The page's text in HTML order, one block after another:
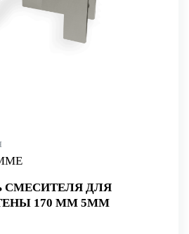
СМЕСИТЕЛЯ ДЛЯ
170 ММ 5MM